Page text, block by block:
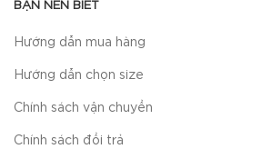
BẠN NÊN BIẾT
Hướng dẫn mua hàng
Hướng dẫn chọn size
Chính sách vận chuyển
Chính sách đổi trả